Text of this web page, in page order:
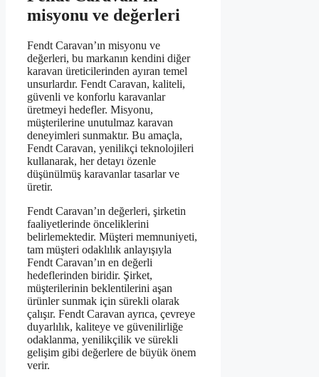
misyonu ve değerleri
Fendt Caravan’ın misyonu ve
değerleri, bu markanın kendini diğer
karavan üreticilerinden ayıran temel
unsurlardır. Fendt Caravan, kaliteli,
güvenli ve konforlu karavanlar
üretmeyi hedefler. Misyonu,
müşterilerine unutulmaz karavan
deneyimleri sunmaktır. Bu amaçla,
Fendt Caravan, yenilikçi teknolojileri
kullanarak, her detayı özenle
düşünülmüş karavanlar tasarlar ve
üretir.
Fendt Caravan’ın değerleri, şirketin
faaliyetlerinde önceliklerini
belirlemektedir. Müşteri memnuniyeti,
tam müşteri odaklılık anlayışıyla
Fendt Caravan’ın en değerli
hedeflerinden biridir. Şirket,
müşterilerinin beklentilerini aşan
ürünler sunmak için sürekli olarak
çalışır. Fendt Caravan ayrıca, çevreye
duyarlılık, kaliteye ve güvenilirliğe
odaklanma, yenilikçilik ve sürekli
gelişim gibi değerlere de büyük önem
verir.